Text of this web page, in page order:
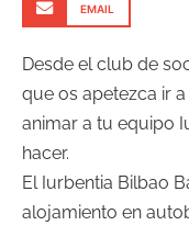
EMAIL
Desde el club de
que os apetezca ir
animar a tu equipo
hacer.
El Iurbentia Bilbao
alojamiento en